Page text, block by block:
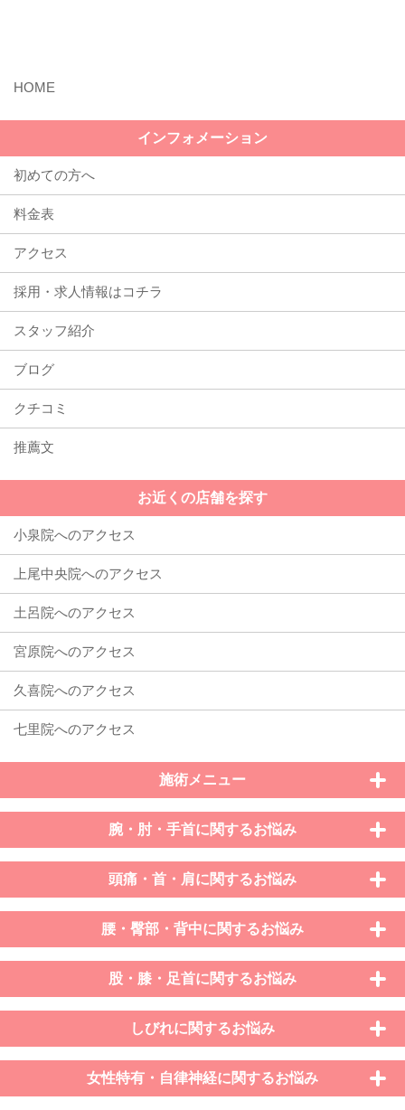
インフォメーション
初めての方へ
料金表
アクセス
採用・求人情報はコチラ
スタッフ紹介
ブログ
クチコミ
推薦文
お近くの店舗を探す
施術メニュー
腕・肘・手首に関するお悩み
頭痛・首・肩に関するお悩み
腰・臀部・背中に関するお悩み
股・膝・足首に関するお悩み
しびれに関するお悩み
女性特有・自律神経に関するお悩み